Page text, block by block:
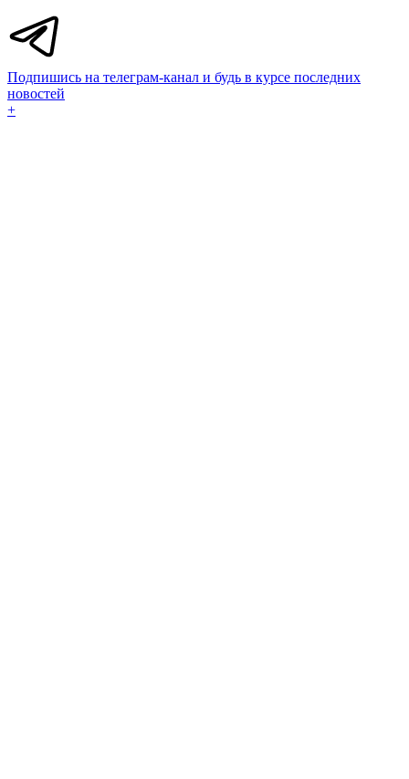
Подпишись на телеграм-канал и будь в курсе последних
новостей
+